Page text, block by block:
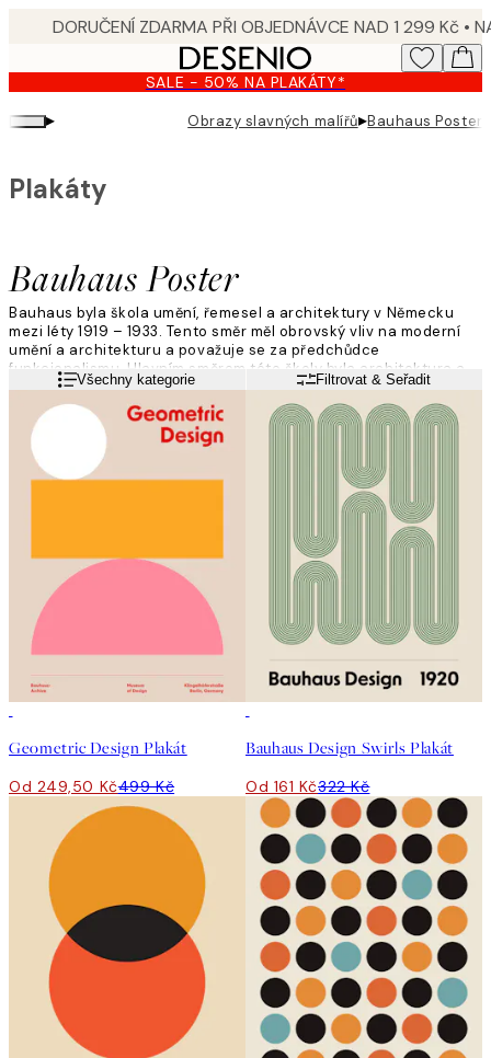
content.
SALE - 50% NA PLAKÁTY*
▸ Obrazy slavných malířů▸Bauhaus Poster
Bauhaus Poster
Plakáty
Bauhaus byla škola umění, řemesel a architektury v Německu
mezi léty 1919 – 1933. Tento směr měl obrovský vliv na moderní
umění a architekturu a považuje se za předchůdce
funkcionalismu. Hlavním směrem této školy byla architektura a
následně další formy umění.
Přečtěte si víceVšechny kategorie Filtrovat & Seřadit
Geometric Design Plakát
Od 249,50 Kč499 Kč
Bauhaus Design Swirls Plakát
Od 161 Kč322 Kč